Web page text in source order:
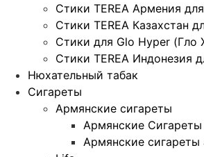
Стики TEREA Армения
Стики TEREA Казахстан
Стики для Glo Hyper (Гло
Стики TEREA Индонезия
Нюхательный табак
Сигареты
Армянские сигареты
Армянские
Армянские